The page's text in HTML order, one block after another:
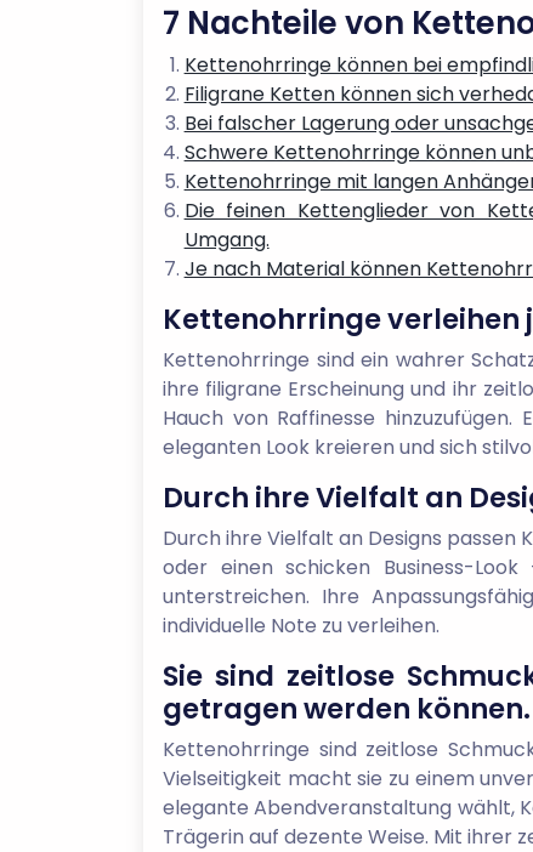
7 Nachteile von
Kettenohrringe können bei
Filigrane Ketten können sich
Bei falscher Lagerung oder
Schwere Kettenohrringe können
Kettenohrringe mit langen
Die feinen Kettenglieder von
Umgang.
Je nach Material können
Kettenohrringe verleihen
Kettenohrringe sind ein wahrer
ihre filigrane Erscheinung und ihr
Hauch von Raffinesse
eleganten Look kreieren und sich
Durch ihre Vielfalt an
Durch ihre Vielfalt an Designs passen
oder einen schicken Business-
unterstreichen. Ihre
individuelle Note zu verleihen.
Sie sind zeitlose
getragen werden können.
Kettenohrringe sind zeitlose
Vielseitigkeit macht sie zu einem
elegante Abendveranstaltung wählt,
Trägerin auf dezente Weise. Mit ihrer